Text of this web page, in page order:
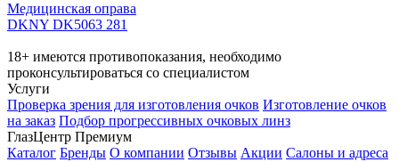
Медицинская оправа
DKNY DK5063 281
18+ имеются противопоказания, необходимо
проконсультироваться со специалистом
Услуги
Проверка зрения для изготовления очков Изготовление очков
на заказ Подбор прогрессивных очковых линз
ГлазЦентр Премиум
Каталог Бренды О компании Отзывы Акции Салоны и адреса